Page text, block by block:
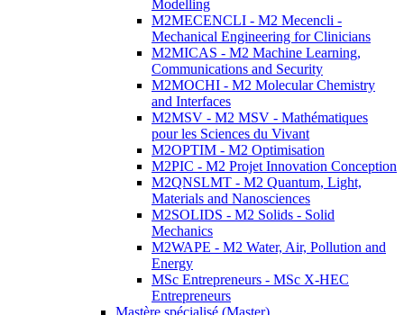
Modelling
M2MECENCLI - M2 Mecencli -
Mechanical Engineering for Clinicians
M2MICAS - M2 Machine Learning,
Communications and Security
M2MOCHI - M2 Molecular Chemistry
and Interfaces
M2MSV - M2 MSV - Mathématiques
pour les Sciences du Vivant
M2OPTIM - M2 Optimisation
M2PIC - M2 Projet Innovation Conception
M2QNSLMT - M2 Quantum, Light,
Materials and Nanosciences
M2SOLIDS - M2 Solids - Solid
Mechanics
M2WAPE - M2 Water, Air, Pollution and
Energy
MSc Entrepreneurs - MSc X-HEC
Entrepreneurs
Mastère spécialisé (Master)